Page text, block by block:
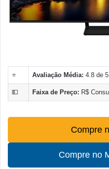
⭐ Avaliação Média: 4.8 de
💵 Faixa de Preço: R$
Compre
Compre no